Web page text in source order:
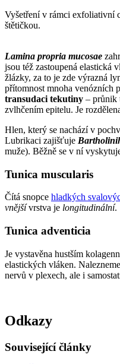
Vyšetření v rámci exfoliativní
štětičkou.
Lamina propria mucosae
jsou též zastoupená elastická
žlázky, za to je zde výrazná
přítomnost mnoha venózních
transudaci tekutiny – průnik
zvlhčením epitelu. Je
Hlen, který se nachází v
Lubrikaci zajišťuje
muže). Běžně se v ní
Tunica muscularis
Čítá snopce hladkých
vnějšívrstva je longitudinální.
Tunica adventicia
Je vystavěna hustším
elastických vláken.
nervů v plexech, ale i
Odkazy
Související články